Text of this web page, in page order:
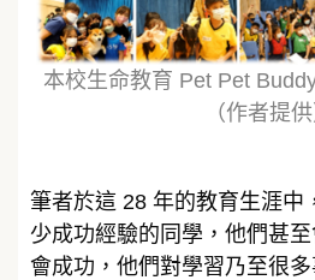
本校生命教育 Pet Pet
（作者提供
筆者於這 28 年的教育生涯中
少成功經驗的同學，他們甚
會成功，他們對學習乃至很